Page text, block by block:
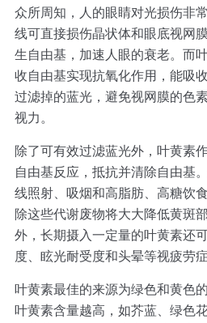
众所周知，人的眼睛对光损伤非
线可直接损伤晶状体和眼底视网
生自由基，加速人眼的衰老。而
收自由基实现抗氧化作用，能吸
过滤掉的蓝光，避免视网膜的色
视力。
除了可有效过滤蓝光外，叶黄素
自由基反应，抵抗并清除自由基
线照射、吸烟和高脂肪、高糖饮
除这些代谢废物将大大降低黄斑
外，长期摄入一定量的叶黄素还
度、眩光耐受度和头晕等视疲劳症
叶黄素最佳的来源为绿色和黄色
叶黄素含量越高，如芥蓝、绿色